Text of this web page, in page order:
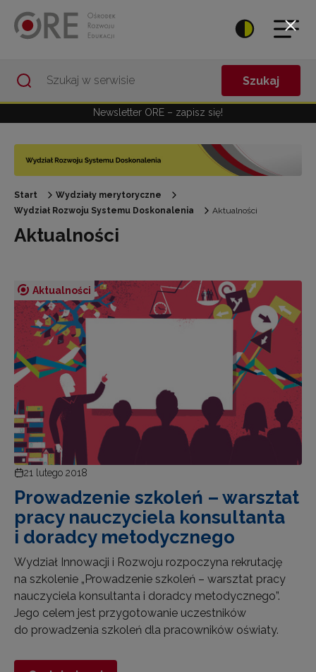
Szukaj
Newsletter ORE – zapisz się!
Start
Wydziały merytoryczne
Wydział Rozwoju Systemu Doskonalenia
Aktualności
Aktualności
Aktualności
21 lutego 2018
Prowadzenie szkoleń – warsztat
pracy nauczyciela konsultanta
i doradcy metodycznego
Wydział Innowacji i Rozwoju rozpoczyna rekrutację
na szkolenie „Prowadzenie szkoleń – warsztat pracy
nauczyciela konsultanta i doradcy metodycznego”.
Jego celem jest przygotowanie uczestników
do prowadzenia szkoleń dla pracowników oświaty.